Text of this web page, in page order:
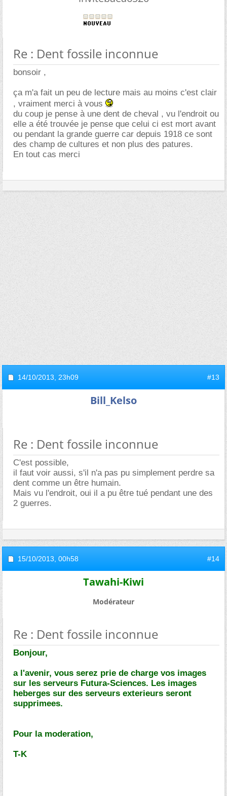
Re : Dent fossile inconnue
bonsoir ,
ça m'a fait un peu de lecture mais au moins c'est clair
, vraiment merci à vous
du coup je pense à une dent de cheval , vu l'endroit ou
elle a été trouvée je pense que celui ci est mort avant
ou pendant la grande guerre car depuis 1918 ce sont
des champ de cultures et non plus des patures.
En tout cas merci
14/10/2013, 23h09 #13
Bill_Kelso
Re : Dent fossile inconnue
C'est possible,
il faut voir aussi, s'il n'a pas pu simplement perdre sa
dent comme un être humain.
Mais vu l'endroit, oui il a pu être tué pendant une des
2 guerres.
15/10/2013, 00h58 #14
Tawahi-Kiwi
Modérateur
Re : Dent fossile inconnue
Bonjour,
a l'avenir, vous serez prie de charge vos images
sur les serveurs Futura-Sciences. Les images
heberges sur des serveurs exterieurs seront
supprimees.
Pour la moderation,
T-K